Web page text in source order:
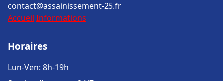
contact@assainissement-25.fr
Accueil Informations
Horaires
Lun-Ven: 8h-19h